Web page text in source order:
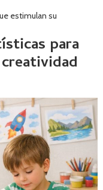
estimulan su
para